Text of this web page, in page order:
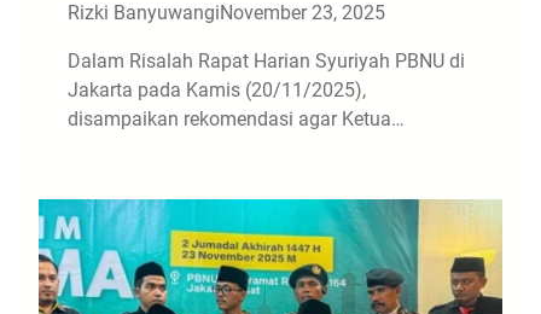
Rizki BanyuwangiNovember 23, 2025
Dalam Risalah Rapat Harian Syuriyah PBNU di
Jakarta pada Kamis (20/11/2025),
disampaikan rekomendasi agar Ketua…